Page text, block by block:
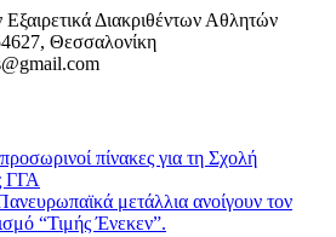
Διακριθέντων Αθλητών
Θεσσαλονίκη
πίνακες για τη Σχολή
ΓΓΑ
μετάλλια ανοίγουν τον
“Τιμής Ένεκεν”.